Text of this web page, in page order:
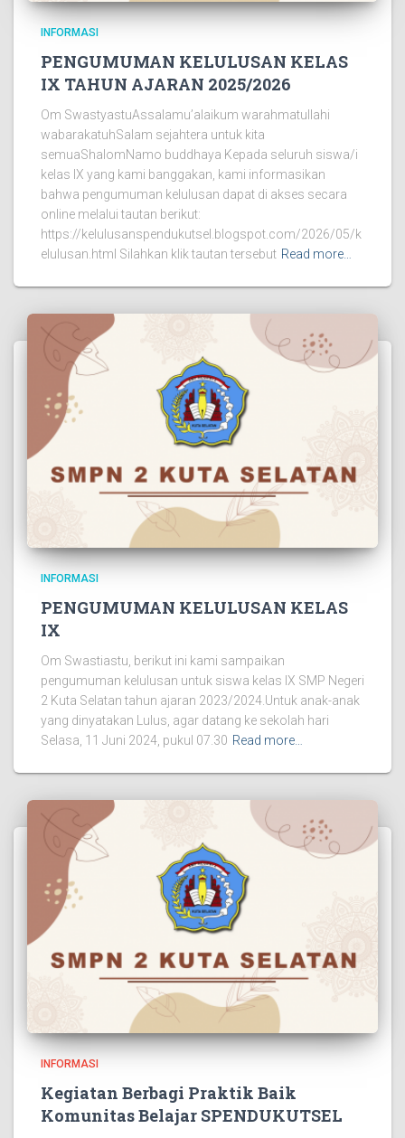
INFORMASI
PENGUMUMAN KELULUSAN KELAS
IX TAHUN AJARAN 2025/2026
Om SwastyastuAssalamu’alaikum warahmatullahi
wabarakatuhSalam sejahtera untuk kita
semuaShalomNamo buddhaya Kepada seluruh siswa/i
kelas IX yang kami banggakan, kami informasikan
bahwa pengumuman kelulusan dapat di akses secara
online melalui tautan berikut:
https://kelulusanspendukutsel.blogspot.com/2026/05/k
elulusan.html Silahkan klik tautan tersebut Read more…
INFORMASI
PENGUMUMAN KELULUSAN KELAS
IX
Om Swastiastu, berikut ini kami sampaikan
pengumuman kelulusan untuk siswa kelas IX SMP Negeri
2 Kuta Selatan tahun ajaran 2023/2024.Untuk anak-anak
yang dinyatakan Lulus, agar datang ke sekolah hari
Selasa, 11 Juni 2024, pukul 07.30 Read more…
INFORMASI
Kegiatan Berbagi Praktik Baik
Komunitas Belajar SPENDUKUTSEL